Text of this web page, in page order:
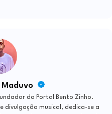
do Portal Bento Zinho.
divulgação musical, dedica-se a